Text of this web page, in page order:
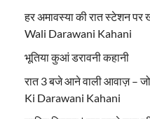
हर अमावस्या की रात स्टेशन
Wali Darawani Kahani
भूतिया कुआं डरावनी कहानी
रात 3 बजे आने वाली आवाज़ –
Ki Darawani Kahani